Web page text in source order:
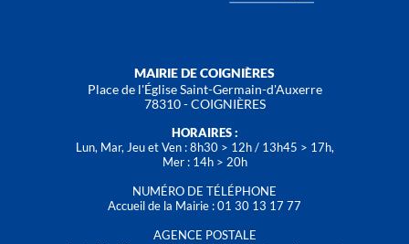
MAIRIE DE COIGNIÈRES
Place de l'Église Saint-Germain-d'Auxerre
78310 - COIGNIÈRES
HORAIRES :
Lun, Mar, Jeu et Ven : 8h30 > 12h / 13h45 > 17h,
Mer : 14h > 20h
NUMÉRO DE TÉLÉPHONE
Accueil de la Mairie : 01 30 13 17 77
AGENCE POSTALE